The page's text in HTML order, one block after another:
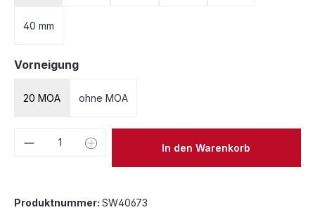
40 mm
Vorneigungauswählen
20 MOA ohne MOA
Produkt Anzahl: Gib denIn den Warenkorb
Produktnummer: SW40673